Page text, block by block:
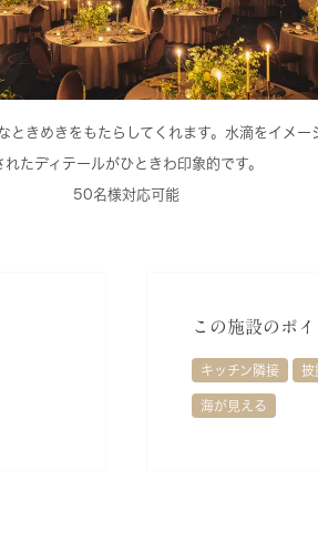
ときめきをもたらしてくれます。水滴をイメ
れたディテールがひときわ印象的です。
50名様対応可能
この施設のポイ
キッチン隣接 披
海が見える